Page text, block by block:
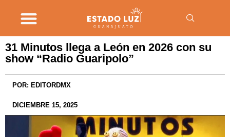
31 Minutos llega a León en 2026 con su
show “Radio Guaripolo”
POR: EDITORDMX
DICIEMBRE 15, 2025